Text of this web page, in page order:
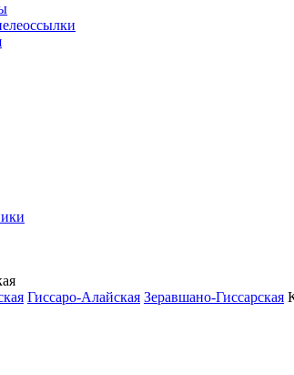
Гиссаро-Алайская Зеравшано-Гиссарская